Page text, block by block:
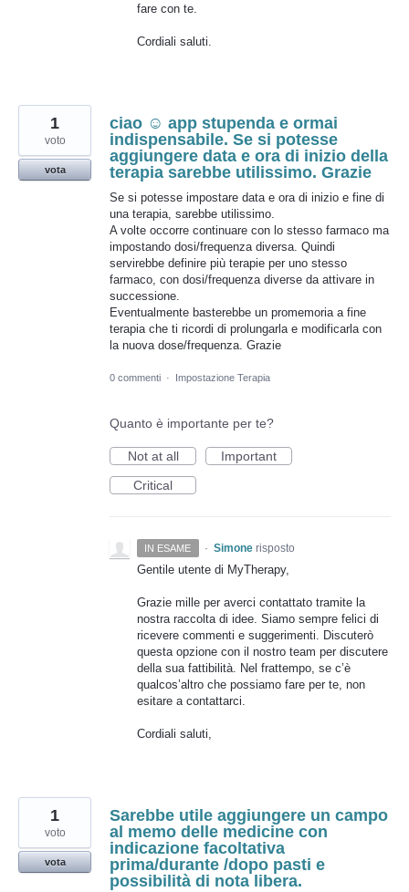
fare con te.
Cordiali saluti.
ciao ☺️ app stupenda e ormai
indispensabile. Se si potesse
aggiungere data e ora di inizio della
terapia sarebbe utilissimo. Grazie
Se si potesse impostare data e ora di inizio e fine di
una terapia, sarebbe utilissimo.
A volte occorre continuare con lo stesso farmaco ma
impostando dosi/frequenza diversa. Quindi
servirebbe definire più terapie per uno stesso
farmaco, con dosi/frequenza diverse da attivare in
successione.
Eventualmente basterebbe un promemoria a fine
terapia che ti ricordi di prolungarla e modificarla con
la nuova dose/frequenza. Grazie
1
voto
vota
0 commenti · Impostazione Terapia
Quanto è importante per te?
Not at all
Important
Critical
IN ESAME · Simone risposto
Gentile utente di MyTherapy,
Grazie mille per averci contattato tramite la
nostra raccolta di idee. Siamo sempre felici di
ricevere commenti e suggerimenti. Discuterò
questa opzione con il nostro team per discutere
della sua fattibilità. Nel frattempo, se c’è
qualcos’altro che possiamo fare per te, non
esitare a contattarci.
Cordiali saluti,
Sarebbe utile aggiungere un campo
al memo delle medicine con
indicazione facoltativa
prima/durante /dopo pasti e
possibilità di nota libera.
1
voto
vota